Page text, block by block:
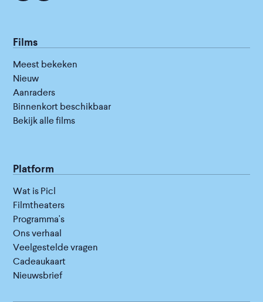
Films
Meest bekeken
Nieuw
Aanraders
Binnenkort beschikbaar
Bekijk alle films
Platform
Wat is Picl
Filmtheaters
Programma's
Ons verhaal
Veelgestelde vragen
Cadeaukaart
Nieuwsbrief